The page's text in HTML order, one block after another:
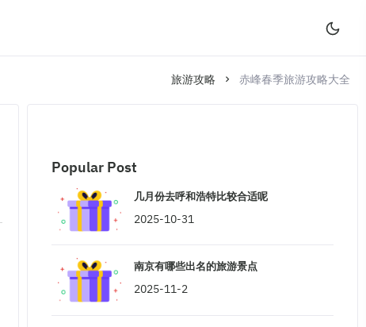
旅游攻略 赤峰春季旅游攻略大全
Popular Post
几月份去呼和浩特比较合适呢
2025-10-31
南京有哪些出名的旅游景点
2025-11-2